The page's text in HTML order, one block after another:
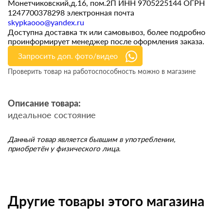
Монетчиковский,д.16, пом.2П ИНН 9705225144 ОГРН
1247700378298 электронная почта
skypkaooo@yandex.ru
Доступна доставка тк или самовывоз, более подробно
проинформирует менеджер после оформления заказа.
Запросить доп. фото/видео
Проверить товар на работоспособность можно в магазине
Описание товара:
идеальное состояние
Данный товар является бывшим в употреблении,
приобретён у физического лица.
Другие товары этого магазина